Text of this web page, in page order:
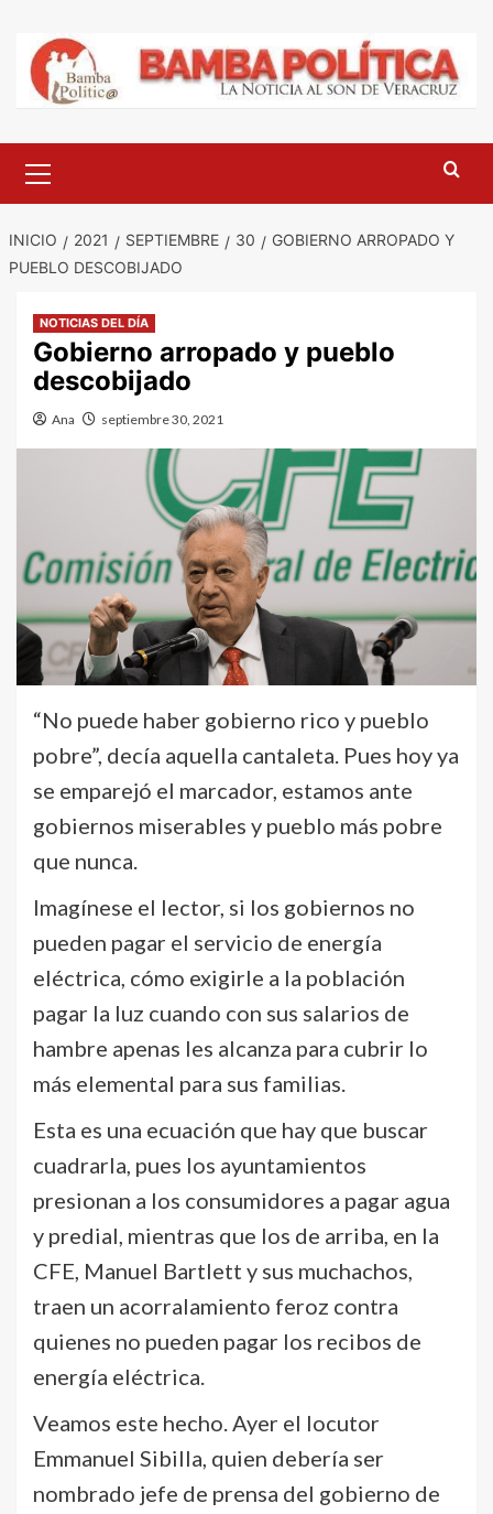
contenido
principal
INICIO 2021 SEPTIEMBRE 30
GOBIERNO ARROPADO Y
PUEBLO DESCOBIJADO
NOTICIAS DEL DÍA
Gobierno arropado y pueblo
descobijado
Ana septiembre 30, 2021
“No puede haber gobierno rico y pueblo
pobre”, decía aquella cantaleta. Pues hoy ya
se emparejó el marcador, estamos ante
gobiernos miserables y pueblo más pobre
que nunca.
Imagínese el lector, si los gobiernos no
pueden pagar el servicio de energía
eléctrica, cómo exigirle a la población
pagar la luz cuando con sus salarios de
hambre apenas les alcanza para cubrir lo
más elemental para sus familias.
Esta es una ecuación que hay que buscar
cuadrarla, pues los ayuntamientos
presionan a los consumidores a pagar agua
y predial, mientras que los de arriba, en la
CFE, Manuel Bartlett y sus muchachos,
traen un acorralamiento feroz contra
quienes no pueden pagar los recibos de
energía eléctrica.
Veamos este hecho. Ayer el locutor
Emmanuel Sibilla, quien debería ser
nombrado jefe de prensa del gobierno de